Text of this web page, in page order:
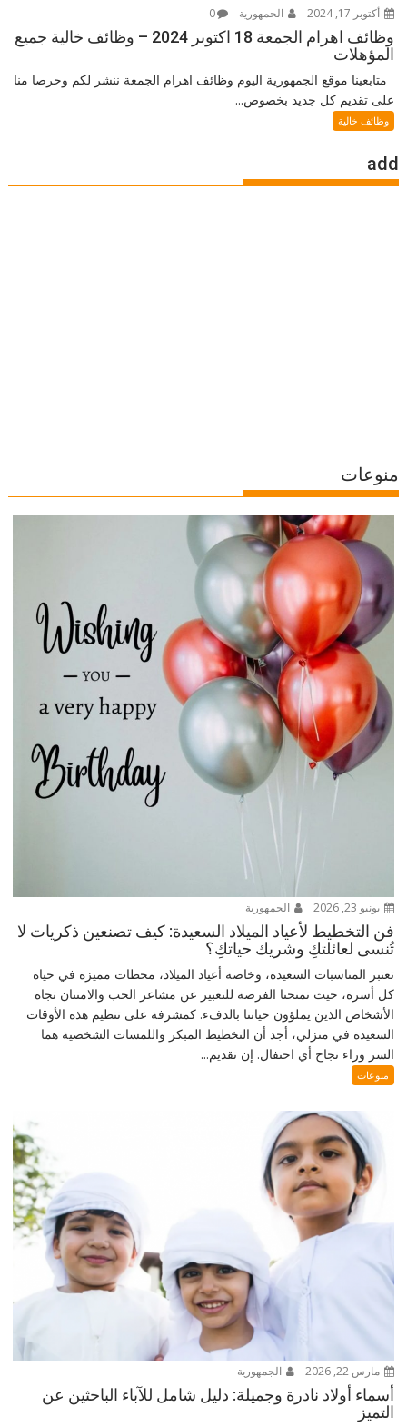
أكتوبر 17, 2024 الجمهورية 0
وظائف اهرام الجمعة 18 اكتوبر 2024 – وظائف خالية جميع
المؤهلات
متابعينا موقع الجمهورية اليوم وظائف اهرام الجمعة ننشر لكم وحرصا منا
على تقديم كل جديد بخصوص...
وظائف خالية
add
منوعات
يونيو 23, 2026 الجمهورية
فن التخطيط لأعياد الميلاد السعيدة: كيف تصنعين ذكريات لا
تُنسى لعائلتكِ وشريك حياتكِ؟
تعتبر المناسبات السعيدة، وخاصة أعياد الميلاد، محطات مميزة في حياة
كل أسرة، حيث تمنحنا الفرصة للتعبير عن مشاعر الحب والامتنان تجاه
الأشخاص الذين يملؤون حياتنا بالدفء. كمشرفة على تنظيم هذه الأوقات
السعيدة في منزلي، أجد أن التخطيط المبكر واللمسات الشخصية هما
السر وراء نجاح أي احتفال. إن تقديم...
منوعات
مارس 22, 2026 الجمهورية
أسماء أولاد نادرة وجميلة: دليل شامل للآباء الباحثين عن
التميز